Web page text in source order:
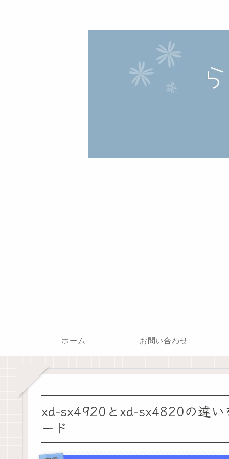
ホーム お問い合わせ
xd-sx4920とxd-sx4820の違い
ード